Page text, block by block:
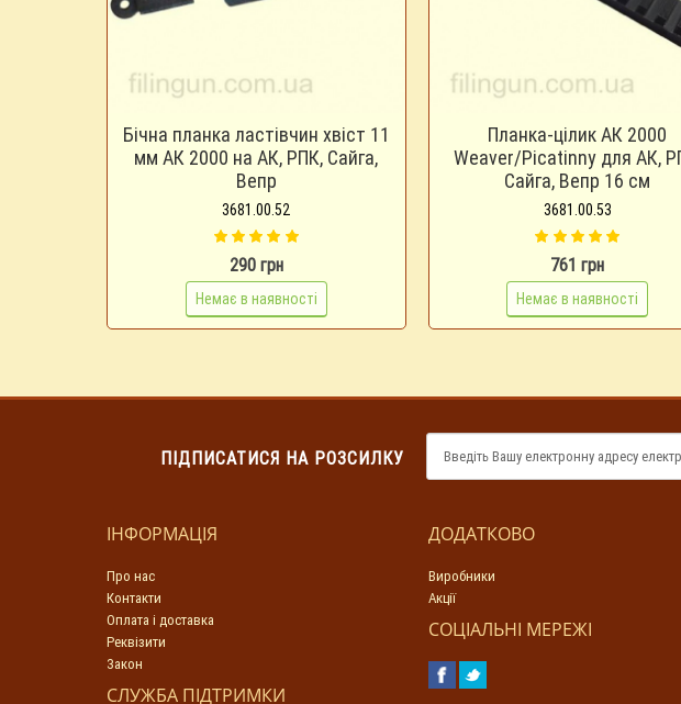
Бічна планка ластівчин хвіст 11
мм АК 2000 на АК, РПК, Сайга,
Вепр
3681.00.52
290 грн
Немає в наявності
Планка-цілик АК 2000
Weaver/Picatinny для АК,
Сайга, Вепр 16 см
3681.00.53
761 грн
Немає в наявності
ПІДПИСАТИСЯ НА РОЗСИЛКУ
ІНФОРМАЦІЯ
Про нас
Контакти
Оплата і доставка
Реквізити
Закон
СЛУЖБА ПІДТРИМКИ
ДОДАТКОВО
Виробники
Акції
СОЦІАЛЬНІ МЕРЕЖІ